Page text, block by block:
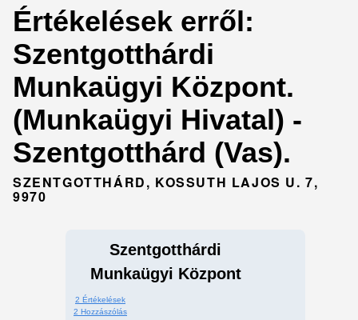
Értékelések erről:
Szentgotthárdi
Munkaügyi Központ.
(Munkaügyi Hivatal) -
Szentgotthárd (Vas).
SZENTGOTTHÁRD, KOSSUTH LAJOS U. 7,
9970
Szentgotthárdi
Munkaügyi Központ
2 Értékelések
2 Hozzászólás